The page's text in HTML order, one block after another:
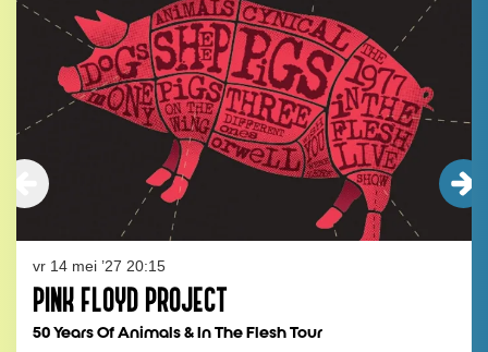
PINK FLOYD PROJECT
50 Years Of Animals & In The Flesh Tour
vr 14 mei ’27 20:15